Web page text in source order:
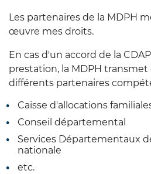
Les partenaires de la MDPH
œuvre mes droits.
En cas d'un accord de la
prestation, la MDPH transmet
différents partenaires
Caisse d'allocations
Conseil départemental
Services Départementaux
nationale
etc.